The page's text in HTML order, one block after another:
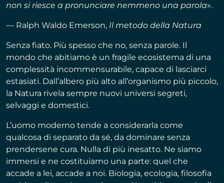
non si riesce a pronunciare nemmeno una parola».
— Ralph Waldo Emerson, Il metodo della Natura
Senza fiato. Più spesso che no, senza parole. Il
mondo che abitiamo è un fragile ecosistema di una
complessità incommensurabile, capace di lasciarci
estasiati. Dall’albero più alto all’organismo più piccolo,
la Natura rivela sempre nuovi universi segreti,
selvaggi e domestici.
L’uomo moderno tende a considerarla come
qualcosa di separato da sé, da dominare senza
prendersene cura. Nulla di più inesatto. Ne siamo
immersi e ne costituiamo una parte: quel che
accade a lei, accade a noi. Biologia, ecologia, filosofia